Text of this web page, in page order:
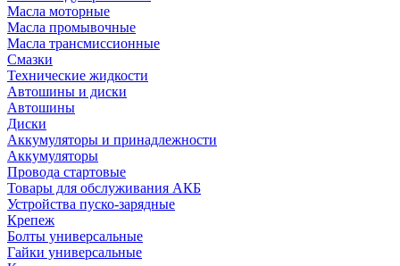
Масла моторные
Масла промывочные
Масла трансмиссионные
Смазки
Технические жидкости
Автошины и диски
Автошины
Диски
Аккумуляторы и принадлежности
Аккумуляторы
Провода стартовые
Товары для обслуживания АКБ
Устройства пуско-зарядные
Крепеж
Болты универсальные
Гайки универсальные